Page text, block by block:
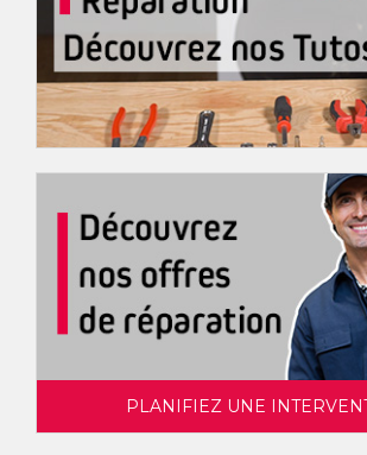
PLANIFIEZ UNE